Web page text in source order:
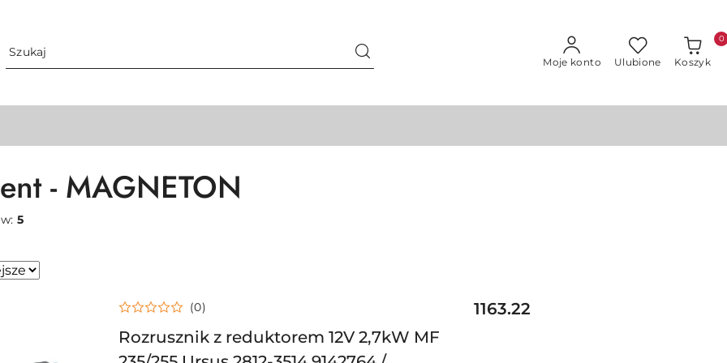
Moje konto Ulubione Koszyk
0
- MAGNETON
5
Rozrusznik z reduktorem 12V 2,7kW MF
(0) Cena:
1163.22